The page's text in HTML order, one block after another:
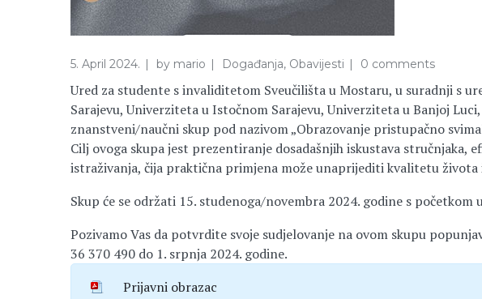
5. April 2024. by mario Događanja, Obavijesti 0 comments
Ured za studente s invaliditetom Sveučilišta u Mostaru, u suradnji s
Sarajevu, Univerziteta u Istočnom Sarajevu, Univerziteta u Banjoj
znanstveni/naučni skup pod nazivom „Obrazovanje pristupačno
Cilj ovoga skupa jest prezentiranje dosadašnjih iskustava stručnjaka,
istraživanja, čija praktična primjena može unaprijediti kvalitetu
Skup će se održati 15. studenoga/novembra 2024. godine s
Pozivamo Vas da potvrdite svoje sudjelovanje na ovom skupu
36 370 490 do 1. srpnja 2024. godine.
Prijavni obrazac